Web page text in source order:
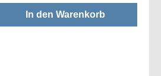
Gib den gewünschten
In den Warenkorb